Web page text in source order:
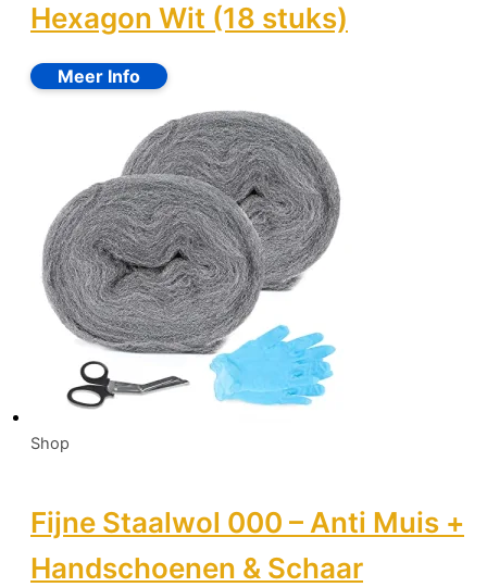
Hexagon Wit (18 stuks)
Shop
Fijne Staalwol 000 – Anti Muis +
Handschoenen & Schaar